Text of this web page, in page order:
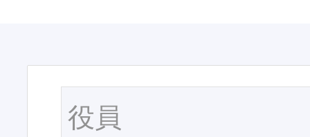
役員